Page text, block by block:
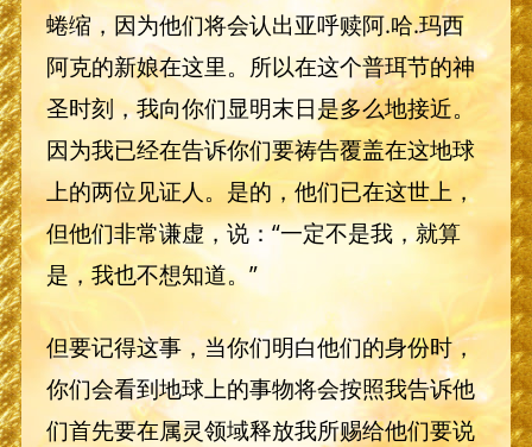
蜷缩，因为他们将会认出亚呼赎阿.哈.玛西
阿克的新娘在这里。所以在这个普珥节的神
圣时刻，我向你们显明末日是多么地接近。
因为我已经在告诉你们要祷告覆盖在这地球
上的两位见证人。是的，他们已在这世上，
但他们非常谦虚，说：“一定不是我，就算
是，我也不想知道。”
但要记得这事，当你们明白他们的身份时，
你们会看到地球上的事物将会按照我告诉他
们首先要在属灵领域释放我所赐给他们要说